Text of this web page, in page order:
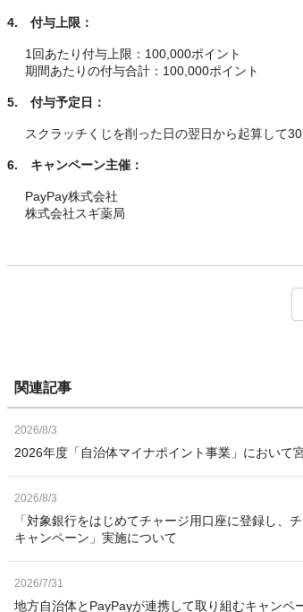
4. 付与上限：
1回あたり付与上限：100,000ポイント
期間あたりの付与合計：100,000ポイント
5. 付与予定日：
スクラッチくじを削った日の翌日から起算して
6. キャンペーン主催：
PayPay株式会社
株式会社スギ薬局
関連記事
2026/8/3
2026年度「自治体マイナポイント事業」において
2026/8/3
「対象銀行をはじめてチャージ用口座に登録し、
キャンペーン」実施について
2026/7/31
地方自治体とPayPayが連携して取り組むキャン